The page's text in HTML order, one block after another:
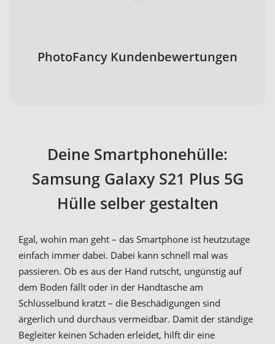
PhotoFancy Kundenbewertungen
Deine Smartphonehülle:
Samsung Galaxy S21 Plus 5G
Hülle selber gestalten
Egal, wohin man geht – das Smartphone ist heutzutage
einfach immer dabei. Dabei kann schnell mal was
passieren. Ob es aus der Hand rutscht, ungünstig auf
dem Boden fällt oder in der Handtasche am
Schlüsselbund kratzt – die Beschädigungen sind
ärgerlich und durchaus vermeidbar. Damit der ständige
Begleiter keinen Schaden erleidet, hilft dir eine